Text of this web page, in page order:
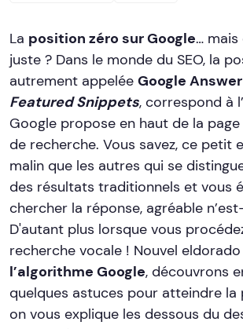
La position zéro sur Google… mais
juste ? Dans le monde du SEO, la
autrement appelée Google
Featured Snippets, correspond à
Google propose en haut de la
de recherche. Vous savez, ce petit
malin que les autres qui se
des résultats traditionnels et vous
chercher la réponse, agréable
D'autant plus lorsque vous
recherche vocale ! Nouvel
l’algorithme Google, découvrons
quelques astuces pour atteindre la
on vous explique les dessous du